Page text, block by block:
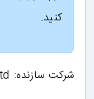
کنید.
شرکت سازنده: CrystalMaker Software Ltd